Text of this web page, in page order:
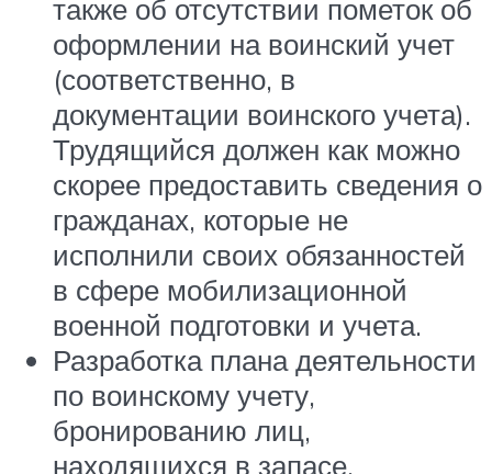
также об отсутствии пометок об
оформлении на воинский учет
(соответственно, в
документации воинского учета).
Трудящийся должен как можно
скорее предоставить сведения о
гражданах, которые не
исполнили своих обязанностей
в сфере мобилизационной
военной подготовки и учета.
Разработка плана деятельности
по воинскому учету,
бронированию лиц,
находящихся в запасе,